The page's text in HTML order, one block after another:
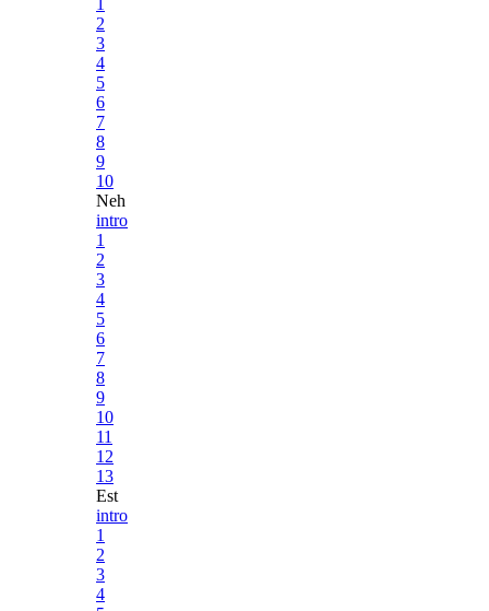
2
3
4
5
6
7
8
9
10
Neh
intro
1
2
3
4
5
6
7
8
9
10
11
12
13
Est
intro
1
2
3
4